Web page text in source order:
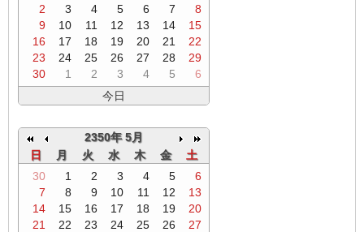
2
3 4 5 6 7
8
9
10 11 12 13 14
15
16
17 18 19 20 21
22
23
24 25 26 27 28
29
30
1 2 3 4 5
6
今日
2350年 5月
日
月 火 水 木 金
土
30
1 2 3 4 5
6
7
8 9 10 11 12
13
14
15 16 17 18 19
20
21
22 23 24 25 26
27